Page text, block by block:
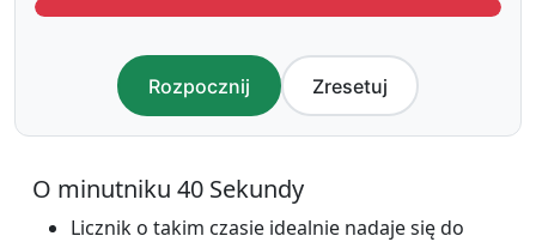
Rozpocznij Zresetuj
O minutniku 40 Sekundy
Licznik o takim czasie idealnie nadaje się do